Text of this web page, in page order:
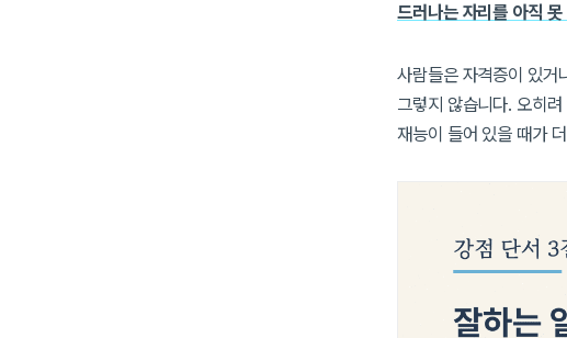
드러나는 자리를 아직
사람들은 자격증이 있거
그렇지 않습니다. 오히
재능이 들어 있을 때가